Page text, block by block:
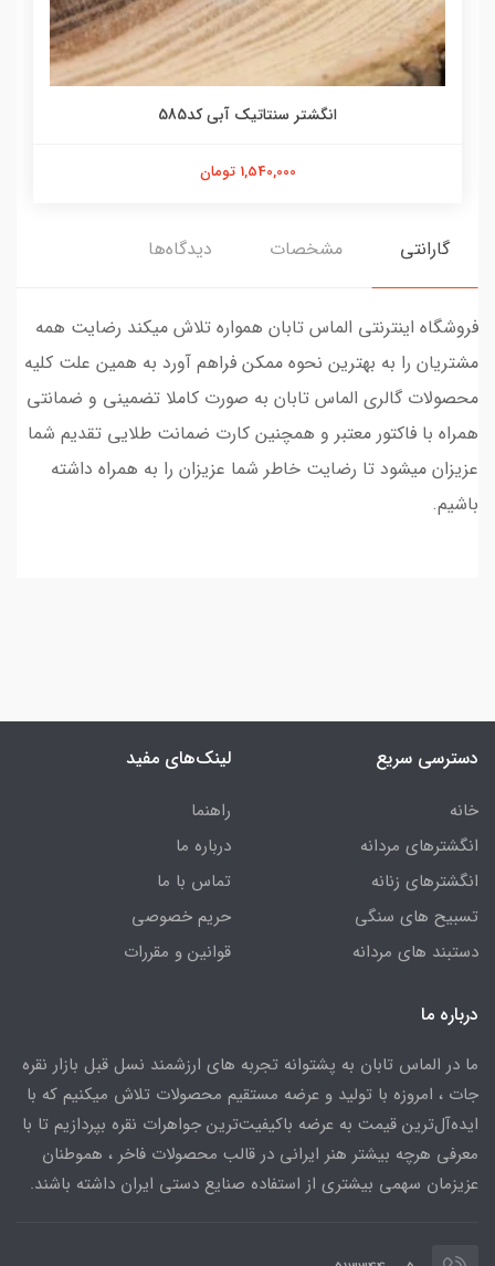
انگشتر سنتاتیک آبی کد585
1,540,000 تومان
گارانتی مشخصات دیدگاه‌ها
فروشگاه اینترنتی الماس تابان همواره تلاش میکند رضایت همه
مشتریان را به بهترین نحوه ممکن فراهم آورد به همین علت کلیه
محصولات گالری الماس تابان به صورت کاملا تضمینی و ضمانتی
همراه با فاکتور معتبر و همچنین کارت ضمانت طلایی تقدیم شما
عزیزان میشود تا رضایت خاطر شما عزیزان را به همراه داشته
باشیم.
دسترسی سریع
خانه
انگشترهای مردانه
انگشترهای زنانه
تسبیح های سنگی
دستبند های مردانه
لینک‌های مفید
راهنما
درباره ما
تماس با ما
حریم خصوصی
قوانین و مقررات
درباره ما
ما در الماس تابان به پشتوانه تجربه های ارزشمند نسل قبل بازار نقره
جات ، امروزه با تولید و عرضه مستقیم محصولات تلاش میکنیم که با
ایده‌آل‌ترین قیمت به عرضه باکیفیت‌ترین جواهرات نقره بپردازیم تا با
معرفی هرچه بیشتر هنر ایرانی در قالب محصولات فاخر ، هموطنان
عزیزمان سهمی بیشتری از استفاده صنایع دستی ایران داشته باشند.